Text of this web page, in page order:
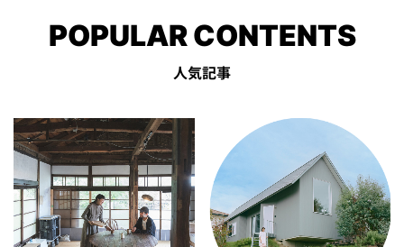
POPULAR CONTENTS
人気記事